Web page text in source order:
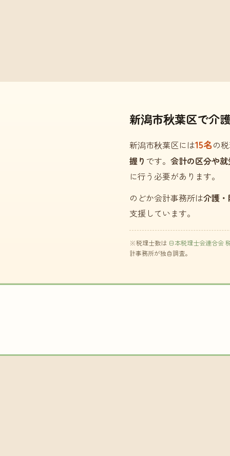
新潟市秋葉区で介
新潟市秋葉区には15名の
握り です。 会計の区分や
に行う必要があります。
のどか会計事務所は介護
支援しています。
※税理士数は 日本税理士会連合会
計事務所が独自調査。